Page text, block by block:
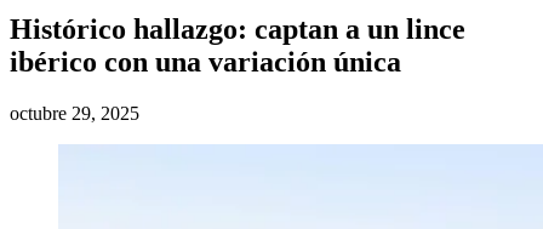
Histórico hallazgo: captan a un lince
ibérico con una variación única
octubre 29, 2025